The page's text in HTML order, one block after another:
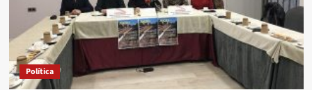
Sociales
difunden
la
mediación
laboral
entre
los
Política